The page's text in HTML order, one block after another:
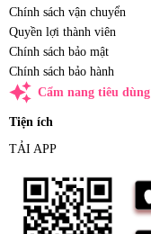
Chính sách vận chuyển
Quyền lợi thành viên
Chính sách bảo mật
Chính sách bảo hành
auto_awesome Cẩm nang tiêu dùng
Tiện ích
TẢI APP